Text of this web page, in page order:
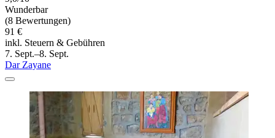
Wunderbar
(8 Bewertungen)
91 €
inkl. Steuern & Gebühren
7. Sept.–8. Sept.
Dar Zayane